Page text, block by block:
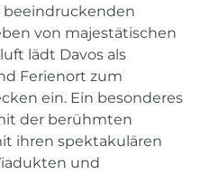
von majestätischen
lädt Davos als
Ferienort zum
ein. Ein besonderes
der berühmten
ihren spektakulären
und